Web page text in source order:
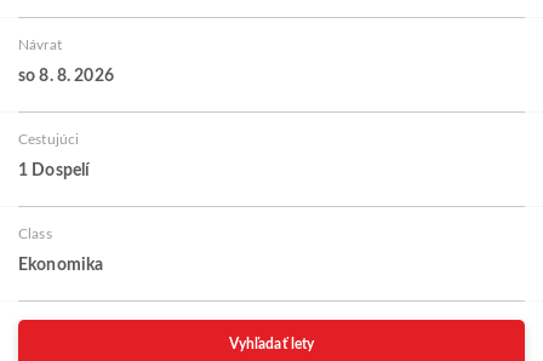
Návrat
so 8. 8. 2026
Cestujúci
1 Dospelí
Class
Ekonomika
Vyhľadať lety